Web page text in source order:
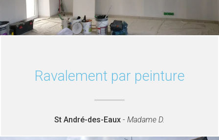
Ravalement par peinture
St André-des-Eaux - Madame D.